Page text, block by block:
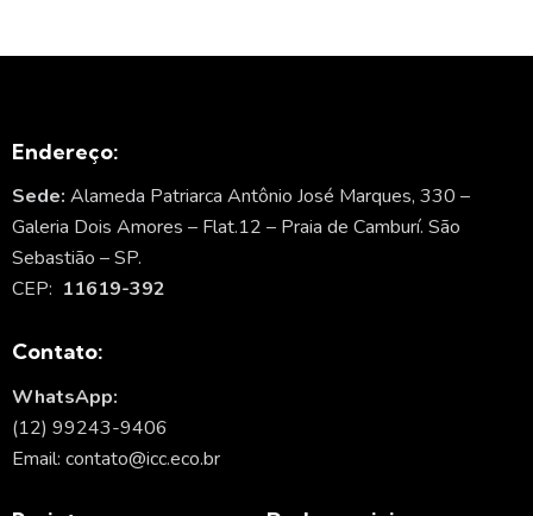
Endereço:
Sede: Alameda Patriarca Antônio José Marques, 330 –
Galeria Dois Amores – Flat.12 – Praia de Camburí. São
Sebastião – SP.
CEP: 11619-392
Contato:
WhatsApp:
(12) 99243-9406
Email: contato@icc.eco.br